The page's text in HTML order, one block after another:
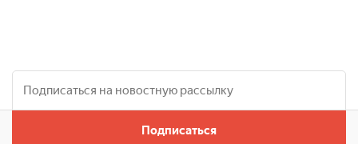
Подписаться